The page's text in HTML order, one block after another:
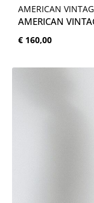
AMERICAN
AMERICAN
Normale prijs:
€ 160,00